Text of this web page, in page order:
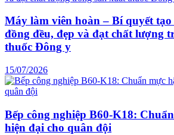
Máy làm viên hoàn – Bí quyết
đồng đều, đẹp và đạt chất lượng
thuốc Đông y
15/07/2026
Bếp công nghiệp B60-K18:
hiện đại cho quân đội